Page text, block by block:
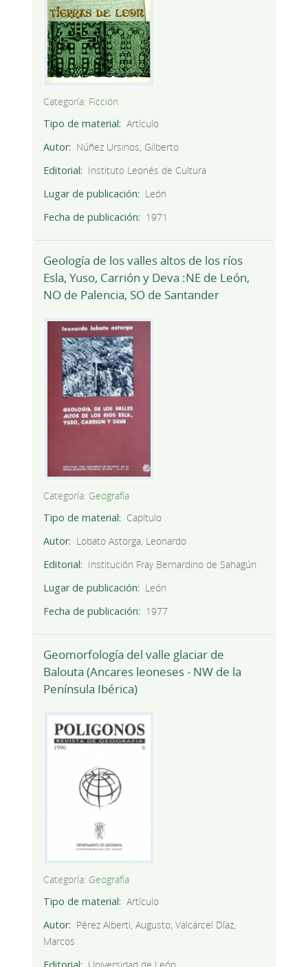
Categoría: Ficción
Tipo de material
Artículo
Autor
Núñez Ursinos, Gilberto
Editorial
Instituto Leonés de Cultura
Lugar de publicación
León
Fecha de publicación
1971
Geología de los valles altos de los ríos
Esla, Yuso, Carrión y Deva :NE de León,
NO de Palencia, SO de Santander
Categoría: Geografía
Tipo de material
Capítulo
Autor
Lobato Astorga, Leonardo
Editorial
Institución Fray Bernardino de Sahagún
Lugar de publicación
León
Fecha de publicación
1977
Geomorfología del valle glaciar de
Balouta (Ancares leoneses - NW de la
Península Ibérica)
Categoría: Geografía
Tipo de material
Artículo
Autor
Pérez Alberti, Augusto; Valcárcel Díaz,
Marcos